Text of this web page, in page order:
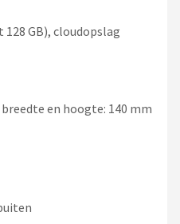
GB), cloudopslag
en hoogte: 140 mm